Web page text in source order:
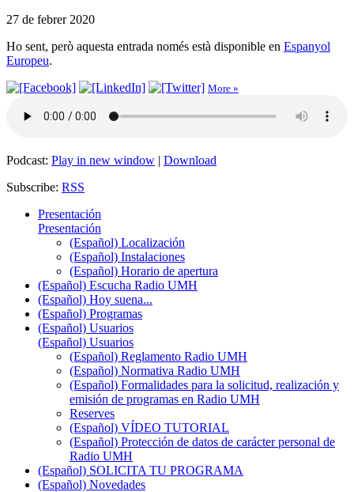
27 de febrer 2020
Ho sent, però aquesta entrada només està disponible en Espanyol
Europeu.
More »
Podcast: Play in new window | Download
Subscribe: RSS
Presentación
Presentación
(Español) Localización
(Español) Instalaciones
(Español) Horario de apertura
(Español) Escucha Radio UMH
(Español) Hoy suena...
(Español) Programas
(Español) Usuarios
(Español) Usuarios
(Español) Reglamento Radio UMH
(Español) Normativa Radio UMH
(Español) Formalidades para la solicitud, realización y
emisión de programas en Radio UMH
Reserves
(Español) VÍDEO TUTORIAL
(Español) Protección de datos de carácter personal de
Radio UMH
(Español) SOLICITA TU PROGRAMA
(Español) Novedades